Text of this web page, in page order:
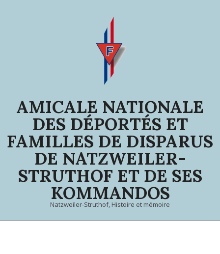
AMICALE NATIONALE
DES DÉPORTÉS ET
FAMILLES DE DISPARUS
DE NATZWEILER-
STRUTHOF ET DE SES
KOMMANDOS
Natzweiler-Struthof, Histoire et mémoire